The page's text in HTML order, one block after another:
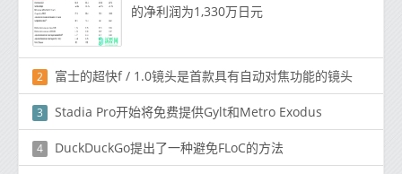
的净利润为1,330万日元
2 富士的超快f / 1.0镜头是首款具有自动对焦功能的镜头
3 Stadia Pro开始将免费提供Gylt和Metro Exodus
4 DuckDuckGo提出了一种避免FLoC的方法